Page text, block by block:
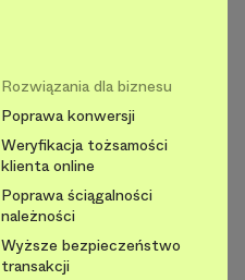
Rozwiązania dla biznesu
Poprawa konwersji
Weryfikacja tożsamości
klienta online
Poprawa ściągalności
należności
Wyższe bezpieczeństwo
transakcji